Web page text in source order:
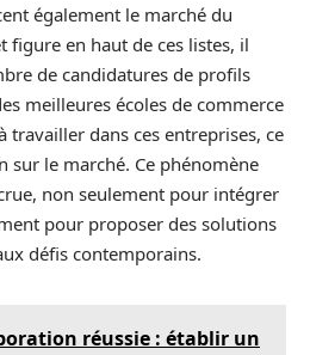
également le marché du
figure en haut de ces listes, il
de candidatures de profils
meilleures écoles de commerce
travailler dans ces entreprises, ce
le marché. Ce phénomène
non seulement pour intégrer
pour proposer des solutions
défis contemporains.
réussie : établir un